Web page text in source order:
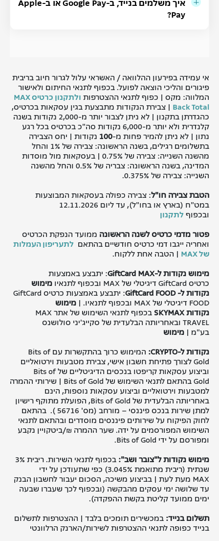
Pay?
אי עמידה בפירעון ההלוואה / האשראי עלול לגרור חיוב בריבית
פיגורים והליכי הוצאה לפועל. בכפוף לתנאי החיתום ולאישור
המלווה: מקס | כפוף לתנאי ההצטרפות
ולתקנון כרטיס MAX
Back Total | צבירת הנקודות מתבצעת בגין עסקאות בכרטיס,
כהגדרתן בתקנון | לא ניתן לצבור יותר מ-2,000 נקודות בשנה
קלנדרית ולא יותר מ-6,000 נקודות סה"כ בכרטיס בכל רגע
נתון | לא ניתן להמיר פחות מ-100 נקודות | יחס הצבירה
בתשלומים רגילים, בשנה הראשונה: צבירה של 1% והחל
מהשנה השנייה: צבירה של 0.75% | בעסקאות מול מוסדות
המדינה, בשנה הראשונה: צבריה של 0.5% והחל מהשנה
השנייה: צבירה של 0.375%.
הטבת צבירה חו"ל: צבירה כפולה בעסקאות המבוצעות
במט"ח (בארץ או בחו"ל), עד ליום 12.11.2026
ובכפוף לתקנון
פטור מדמי כרטיס לשנה הראשונה ממועד הנפקת הכרטיס
ואחריה ייגבו דמי כרטיס חודשיים בהתאם לתעריפון העמלות
של MAX
| הטבה אחת ללקוח.
מימוש נקודות ל-GiftCard MAX: יתבצע באמצעות
כרטיס GiftCard דיגיטלי של MAX ובכפוף לתנאיו
מימוש
נקודות ל-GiftCard FOOD
: יתבצע באמצעות כרטיס GiftCard
FOOD דיגיטלי של MAX ובכפוף לתנאיו. |
מימוש
נקודותSKYMAX
בכפוף לתנאי השימוש של אתר MAX
TRAVEL ובאחריותה הבלעדית של סקייג'יני סולושנס
בע"מ | מימוש
נקודות ל-CRYPTO:
המימוש כרוך בהתקשרות עם Bits of
Gold לצורך פתיחת חשבון אישי, צבירת מטבעות וירטואליים
וביצוע עסקאות קריפטו בנכסים הדיגיטליים של Bits of
Gold בהתאם לתנאי השימוש של Bits of Gold | שירותי ההמרה
למטבעות וירטואליים וביצוע עסקאות נוספות, הינם
באחריותה הבלעדית של Bits of Gold, הפועלת מתוקף רישיון
למתן שירות בנכס פיננסי – מורחב (מס' 56716 ). בהתאם
לחוק הפיקוח על שירותים פיננסים מוסדרים ובהתאם לתנאי
השימוש המפורסמים על ידה. שער ההמרה ₪/ביטקויין נקבע
ומפורסם על ידי Bits of Gold.
מימוש נקודות ל"צובר ושב":
בכפוף לתנאי השירות. ריבית 3%
שנתית (ריבית מתואמת 3.045%) כפי שתעודכן על ידי
MAX מעת לעת | בביצוע משיכה, הסכום יעבור לחשבון הבנק
עד שלושה ימי עסקים מהבקשה (ובכפוף לכך שעברו שבעה
ימים ממועד קליטת בקשת ההפקדה).
תשלום בנייד: במכשירים תומכים בלבד | ההצטרפות לתשלום
בנייד כפופה לתנאי ההצטרפות לשירות/הארנק הרלוונטי